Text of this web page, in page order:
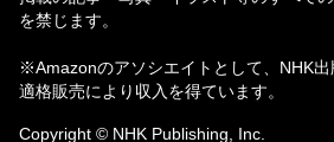
を禁じます。
※Amazonのアソシエイトとして、NHK
適格販売により収入を得ています。
Copyright © NHK Publishing, Inc.